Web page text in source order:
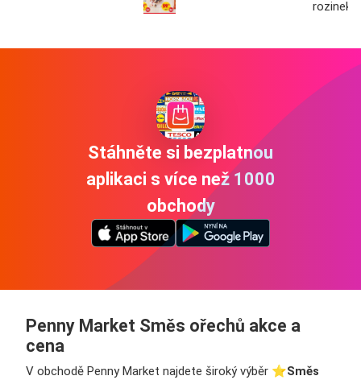
rozinek
Stáhněte si bezplatnou
aplikaci s více než 1000
obchody
Penny Market Směs ořechů akce a
cena
V obchodě Penny Market najdete široký výběr ⭐️Směs